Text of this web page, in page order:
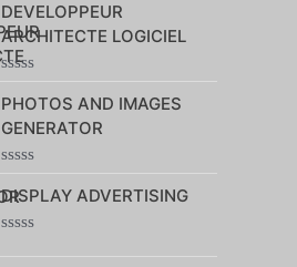
0
sur
5
DEVELOPPEUR
ARCHITECTE LOGICIEL
0
sur
5
PHOTOS AND IMAGES
GENERATOR
0
5
DISPLAY ADVERTISING